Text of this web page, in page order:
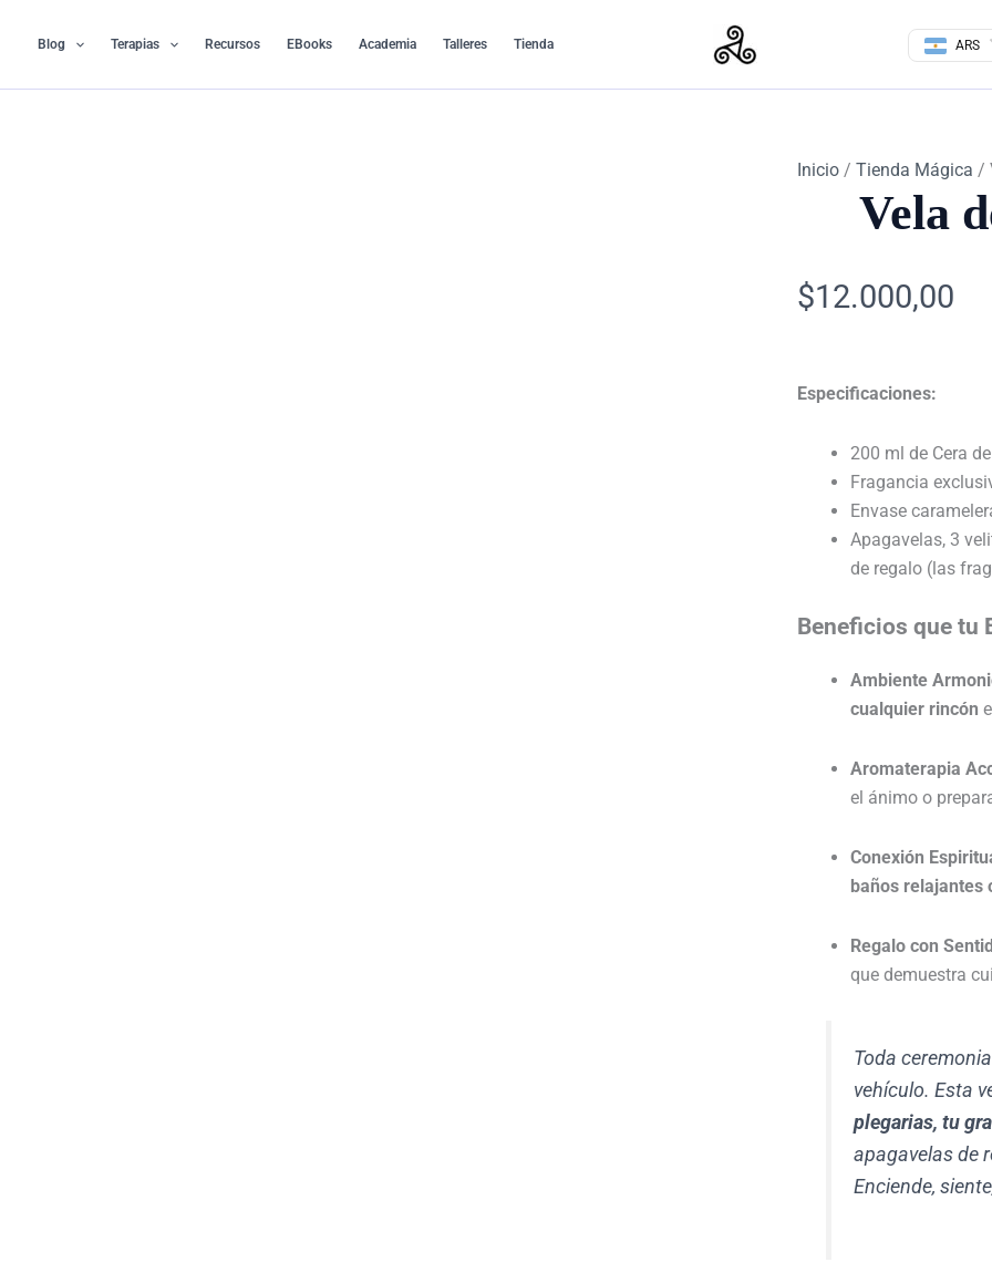
Blog Terapias Recursos EBooks Academia Talleres Tienda ARS
Inicio / Tienda Mágica /
Vela
$12.000,00
Especificaciones:
200 ml de Cera
Fragancia
Envase
Apagavelas, 3
de regalo (las
Beneficios que tu
Ambiente
cualquier rincón
Aromaterapia
el ánimo o
Conexión
baños relajantes
Regalo con
que demuestra
Toda
vehículo. Esta
plegarias, tu
apagavelas de
Enciende,